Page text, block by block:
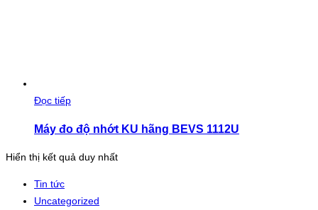
Đọc tiếp
Máy đo độ nhớt KU hãng BEVS 1112U
Hiển thị kết quả duy nhất
Tin tức
Uncategorized